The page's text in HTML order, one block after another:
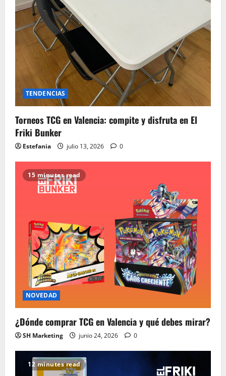
TENDENCIAS
Torneos TCG en Valencia: compite y disfruta en El
Friki Bunker
Estefania julio 13, 2026 0
15 minutes read
NOVEDAD
¿Dónde comprar TCG en Valencia y qué debes mirar?
SH Marketing junio 24, 2026 0
12 minutes read